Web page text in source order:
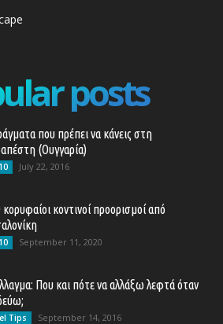
posts
που πρέπει να κάνεις στη
(Ουγγαρία)
July 22, 2016
κορυφαίοι κοντινοί προορισμοί από
September 11, 2020
Που και πότε να αλλάξω λεφτά όταν
Tips September 14, 2016